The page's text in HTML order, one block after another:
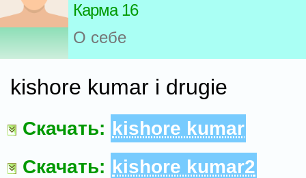
Карма 16
О себе
kishore kumar i drugie
Скачать: kishore kumar
Скачать: kishore kumar2